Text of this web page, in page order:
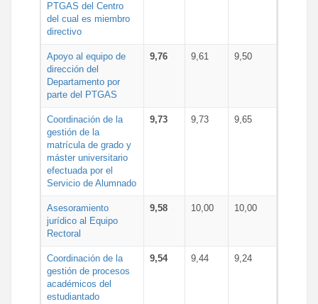
PTGAS del Centro
del cual es miembro
directivo
Apoyo al equipo de
dirección del
Departamento por
parte del PTGAS
9,76 9,61 9,50
Coordinación de la
gestión de la
matrícula de grado y
máster universitario
efectuada por el
Servicio de Alumnado
9,73 9,73 9,65
Asesoramiento
jurídico al Equipo
Rectoral
9,58 10,00 10,00
Coordinación de la
gestión de procesos
académicos del
estudiantado
9,54 9,44 9,24